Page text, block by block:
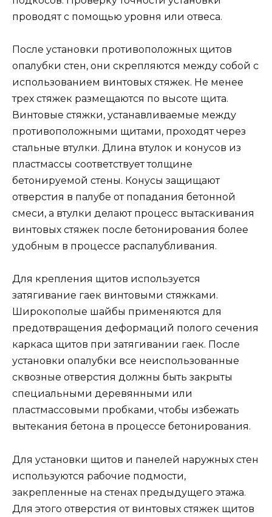
проводят с помощью уровня или отвеса.
После установки противоположных щитов
опалубки стен, они скрепляются между собой с
использованием винтовых стяжек. Не менее
трех стяжек размещаются по высоте щита.
Винтовые стяжки, устанавливаемые между
противоположными щитами, проходят через
стальные втулки. Длина втулок и конусов из
пластмассы соответствует толщине
бетонируемой стены. Конусы защищают
отверстия в палубе от попадания бетонной
смеси, а втулки делают процесс вытаскивания
винтовых стяжек после бетонирования более
удобным в процессе распалубливания.
Для крепления щитов используется
затягивание гаек винтовыми стяжками.
Широкополые шайбы применяются для
предотвращения деформаций полого сечения
каркаса щитов при затягивании гаек. После
установки опалубки все неиспользованные
сквозные отверстия должны быть закрыты
специальными деревянными или
пластмассовыми пробками, чтобы избежать
вытекания бетона в процессе бетонирования.
Для установки щитов и панелей наружных стен
используются рабочие подмости,
закрепленные на стенах предыдущего этажа.
Для этого отверстия от винтовых стяжек щитов